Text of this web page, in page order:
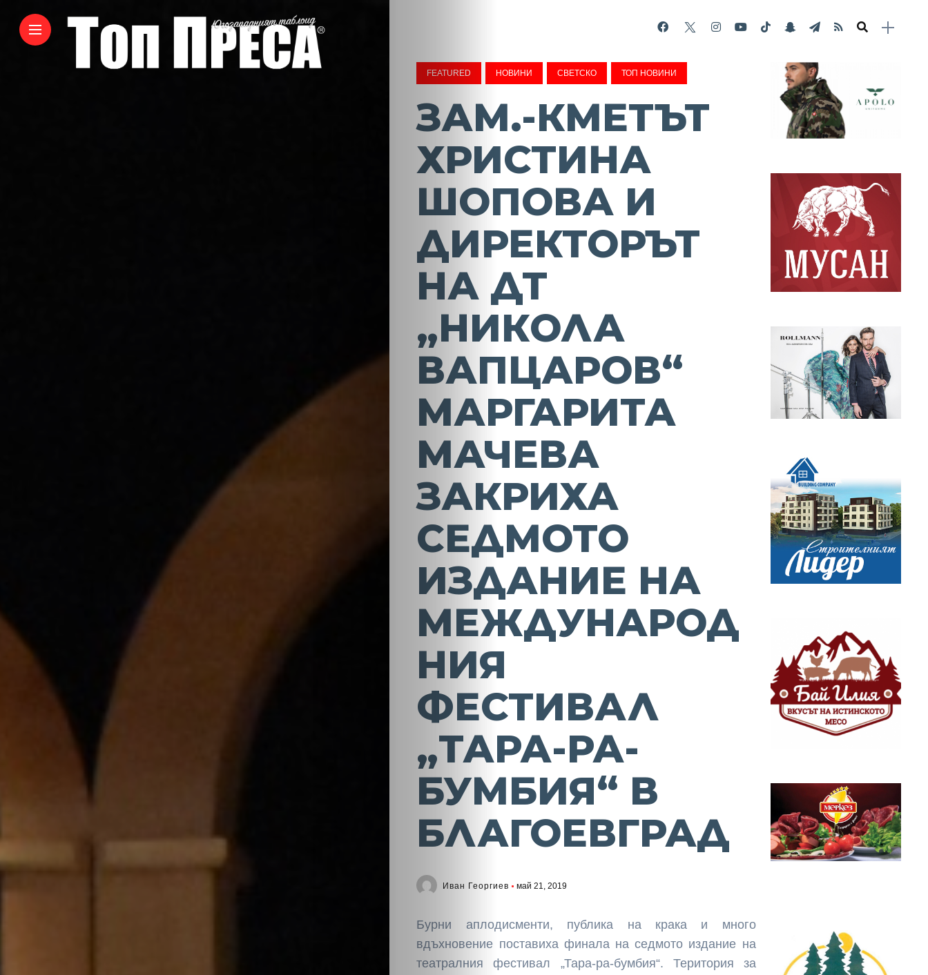
FEATURED НОВИНИ СВЕТСКО ТОП НОВИНИ
ЗАМ.-КМЕТЪТ
ХРИСТИНА
ШОПОВА И
ДИРЕКТОРЪТ
НА ДТ
„НИКОЛА
ВАПЦАРОВ“
МАРГАРИТА
МАЧЕВА
ЗАКРИХА
СЕДМОТО
ИЗДАНИЕ НА
МЕЖДУНАРОД
НИЯ
ФЕСТИВАЛ
„ТАРА-РА-
БУМБИЯ“ В
БЛАГОЕВГРАД
Иван Георгиев май 21, 2019
Бурни аплодисменти, публика на крака и много
вдъхновение поставиха финала на седмото издание на
театралния фестивал „Тара-ра-бумбия“. Територия за